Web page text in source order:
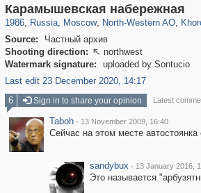
Карамышевская набережная
1986, Russia
1,406,258 29,243
, Moscow
319,780 8,286
, North-Western AO
8,080 112
,
Source:
Частный архив
Shooting direction:  northwest
Watermark signature:
uploaded by Sontucio
Last edit 23 December 2020, 14:17
6 Sign in to share your opinion Latest
Taboh · 13 November 2009, 16:40
Сейчас на этом месте
sandybux · 13 January 2016,
Это называется